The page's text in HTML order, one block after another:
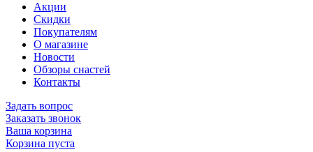
Акции
Скидки
Покупателям
О магазине
Новости
Обзоры снастей
Контакты
Задать вопрос
Заказать звонок
Ваша корзина
Корзина пуста